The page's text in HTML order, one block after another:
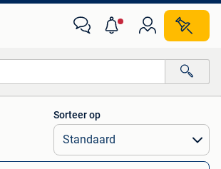
Alle afstanden…
Sorteer op